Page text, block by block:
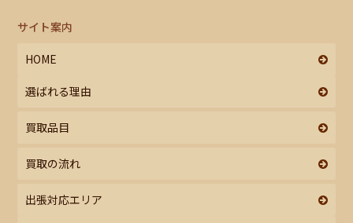
サイト案内
HOME
選ばれる理由
買取品目
買取の流れ
出張対応エリア